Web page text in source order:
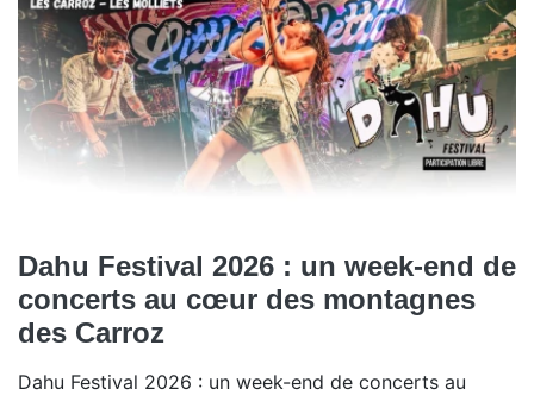
Dahu Festival 2026 : un week-end de
concerts au cœur des montagnes
des Carroz
Dahu Festival 2026 : un week-end de concerts au